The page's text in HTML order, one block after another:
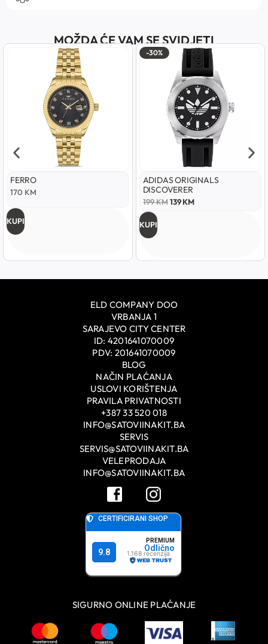
MOŽDA ĆE VAM SE SVIDJETI
KM
-30%
ADIDAS ORIGINALS
DISCOVERER
KM139KM
ELD COMPANY DOO
VRBANJA 1
SARAJEVO CITY CENTER
ID: 4201641070009
PDV: 201641070009
BLOG
NAČIN PLAĆANJA
USLOVI KORIŠTENJA
PRAVILA PRIVATNOSTI
+387 33 520 018
INFO@SATOVIINAKIT.BA
SERVIS
SERVIS@SATOVIINAKIT.BA
VELEPRODAJA
INFO@SATOVIINAKIT.BA
SIGURNO ONLINE PLAĆANJE